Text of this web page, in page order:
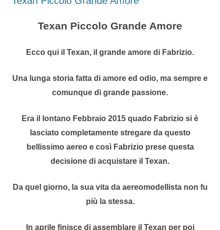
Texan Piccolo Grande Amore
Ecco qui il Texan, il grande amore di Fabrizio.
Una lunga storia fatta di amore ed odio, ma sempre e
comunque di grande passione.
Era il lontano Febbraio 2015 quado Fabrizio si è
lasciato completamente stregare da questo
bellissimo aereo e così Fabrizio prese questa
decisione di acquistare il Texan.
Da quel giorno, la sua vita da aereomodellista non fu
più la stessa.
In aprile finisce di assemblare il Texan per poi